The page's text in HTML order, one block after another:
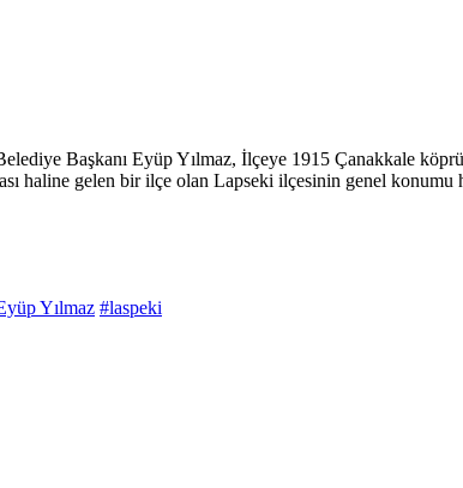
Başkanı Eyüp Yılmaz, İlçeye 1915 Çanakkale
haline gelen bir ilçe olan Lapseki ilçesinin genel
Yılmaz #laspeki